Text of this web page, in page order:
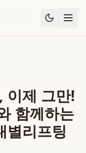
이제 그만!
함께하는
별리프팅